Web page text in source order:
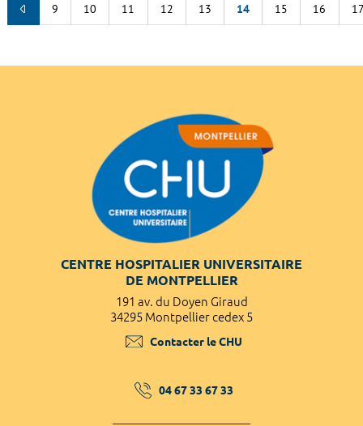
9 10 11 12 13 14 15 16
CENTRE HOSPITALIER UNIVERSITAIRE
DE MONTPELLIER
191 av. du Doyen Giraud
34295 Montpellier cedex 5
Contacter le CHU
04 67 33 67 33